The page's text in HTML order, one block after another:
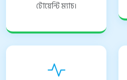
টোয়েন্টি ম্যাচ।